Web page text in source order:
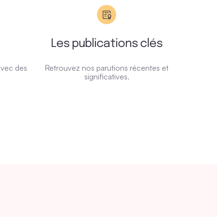
des
Les publications clés
Retrouvez nos parutions récentes et
significatives.